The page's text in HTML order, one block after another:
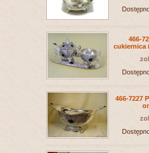
466-
cukiernica
466-7227